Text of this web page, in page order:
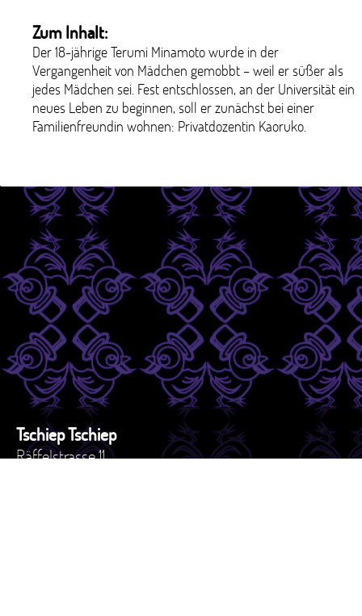
Zum Inhalt:
Der 18-jährige Terumi Minamoto wurde in der
Vergangenheit von Mädchen gemobbt – weil er süßer als
jedes Mädchen sei. Fest entschlossen, an der Universität ein
neues Leben zu beginnen, soll er zunächst bei einer
Familienfreundin wohnen: Privatdozentin Kaoruko.
Tschiep Tschiep
Räffelstrasse 11